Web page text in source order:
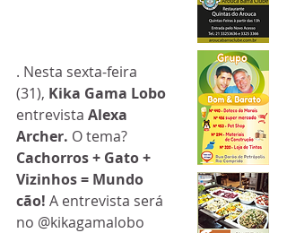
. Nesta sexta-feira
(31), Kika Gama Lobo
entrevista Alexa
Archer. O tema?
Cachorros + Gato +
Vizinhos = Mundo
cão! A entrevista será
no @kikagamalobo